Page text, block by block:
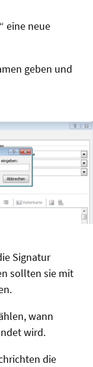
“ eine neue
geben und
Signatur
sollten sie mit
wann
wird.
die